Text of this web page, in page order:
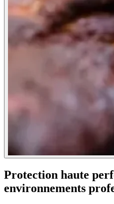
Protection haute
environnements